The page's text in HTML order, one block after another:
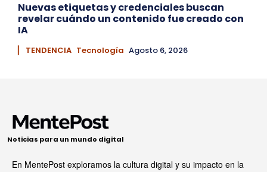
Nuevas etiquetas y credenciales buscan
revelar cuándo un contenido fue creado con
IA
▏ TENDENCIA Tecnología Agosto 6, 2026
Noticias para un mundo digital
En MentePost exploramos la cultura digital y su impacto en la